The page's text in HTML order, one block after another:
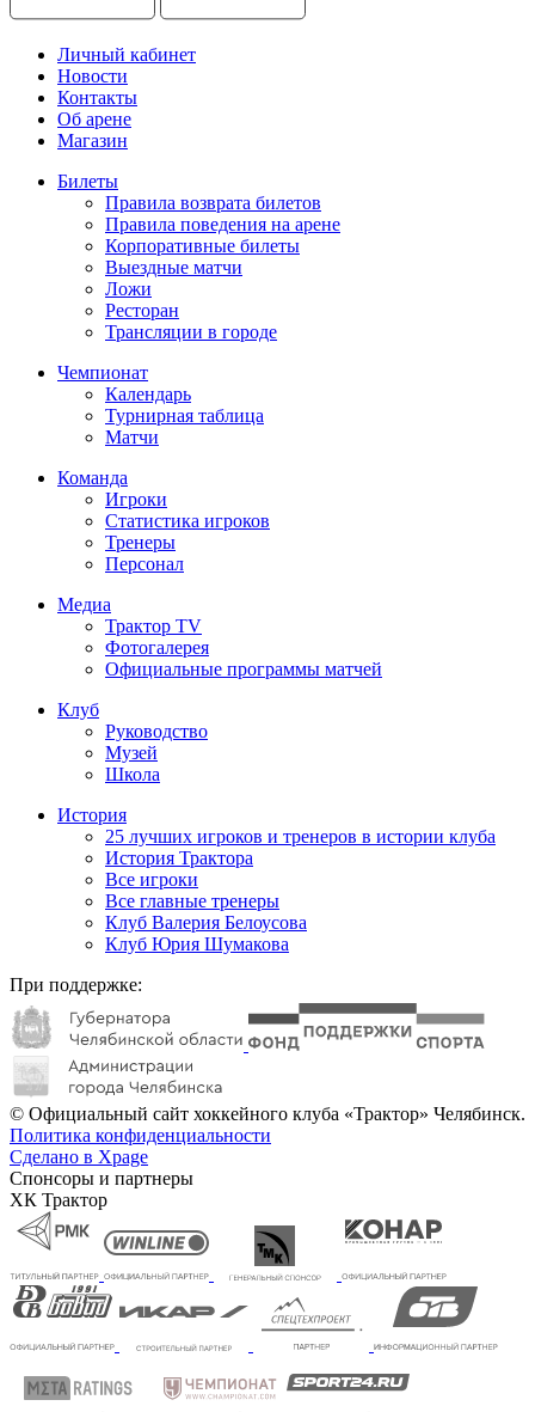
Личный кабинет
Новости
Контакты
Об арене
Магазин
Билеты
Правила возврата билетов
Правила поведения на арене
Корпоративные билеты
Выездные матчи
Ложи
Ресторан
Трансляции в городе
Чемпионат
Календарь
Турнирная таблица
Матчи
Команда
Игроки
Статистика игроков
Тренеры
Персонал
Медиа
Трактор TV
Фотогалерея
Официальные программы матчей
Клуб
Руководство
Музей
Школа
История
25 лучших игроков и тренеров в истории клуба
История Трактора
Все игроки
Все главные тренеры
Клуб Валерия Белоусова
Клуб Юрия Шумакова
При поддержке:
© Официальный сайт хоккейного клуба «Трактор» Челябинск.
Политика конфиденциальности
Сделано в Xpage
Спонсоры и партнеры
ХК Трактор